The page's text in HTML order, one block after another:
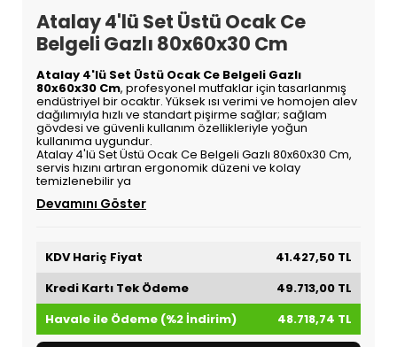
Atalay 4'lü Set Üstü Ocak Ce
Belgeli Gazlı 80x60x30 Cm
Atalay 4'lü Set Üstü Ocak Ce Belgeli Gazlı
80x60x30 Cm, profesyonel mutfaklar için tasarlanmış
endüstriyel bir ocaktır. Yüksek ısı verimi ve homojen alev
dağılımıyla hızlı ve standart pişirme sağlar; sağlam
gövdesi ve güvenli kullanım özellikleriyle yoğun
kullanıma uygundur.
Atalay 4'lü Set Üstü Ocak Ce Belgeli Gazlı 80x60x30 Cm,
servis hızını artıran ergonomik düzeni ve kolay
temizlenebilir ya
Devamını Göster
KDV Hariç Fiyat
41.427,50 TL
Kredi Kartı Tek Ödeme
49.713,00 TL
Havale ile Ödeme (%2 İndirim)
48.718,74 TL